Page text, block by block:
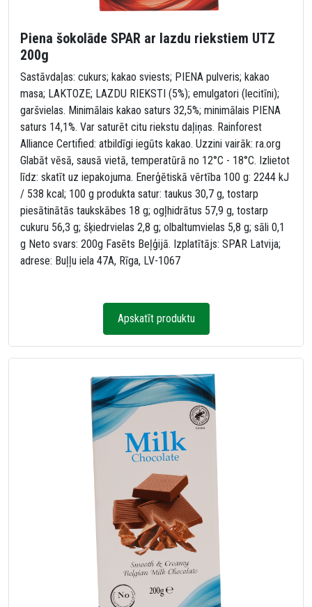
Piena šokolāde SPAR ar lazdu riekstiem UTZ
200g
Sastāvdaļas: cukurs; kakao sviests; PIENA pulveris; kakao
masa; LAKTOZE; LAZDU RIEKSTI (5%); emulgatori (lecitīni);
garšvielas. Minimālais kakao saturs 32,5%; minimālais PIENA
saturs 14,1%. Var saturēt citu riekstu daļiņas. Rainforest
Alliance Certified: atbildīgi iegūts kakao. Uzzini vairāk: ra.org
Glabāt vēsā, sausā vietā, temperatūrā no 12°C - 18°C. Izlietot
līdz: skatīt uz iepakojuma. Enerģētiskā vērtība 100 g: 2244 kJ
/ 538 kcal; 100 g produkta satur: taukus 30,7 g, tostarp
piesātinātās taukskābes 18 g; ogļhidrātus 57,9 g, tostarp
cukuru 56,3 g; šķiedrvielas 2,8 g; olbaltumvielas 5,8 g; sāli 0,1
g Neto svars: 200g Fasēts Beļģijā. Izplatītājs: SPAR Latvija;
adrese: Buļļu iela 47A, Rīga, LV-1067
Apskatīt produktu